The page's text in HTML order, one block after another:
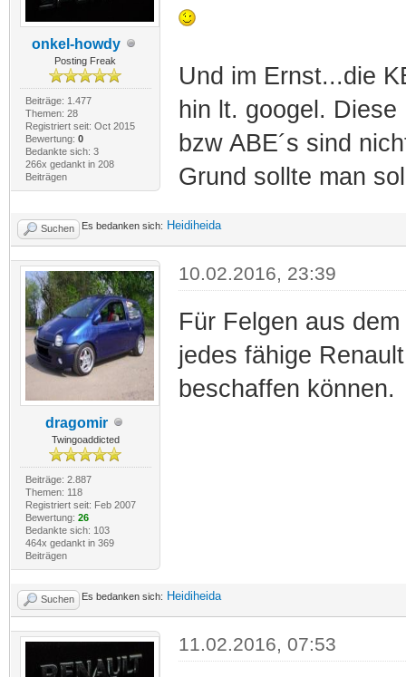
onkel-howdy
Posting Freak
Beiträge: 1.477
Themen: 28
Registriert seit: Oct 2015
Bewertung: 0
Bedankte sich: 3
266x gedankt in 208
Beiträgen
Und im Ernst...die
hin lt. googel.
bzw ABE´s sind
Grund sollte man
Suchen Es bedanken sich: Heidiheida
dragomir
Twingoaddicted
Beiträge: 2.887
Themen: 118
Registriert seit: Feb 2007
Bewertung: 26
Bedankte sich: 103
464x gedankt in 369
Beiträgen
10.02.2016, 23:39
Für Felgen aus
jedes fähige
beschaffen können.
Suchen Es bedanken sich: Heidiheida
11.02.2016, 07:53